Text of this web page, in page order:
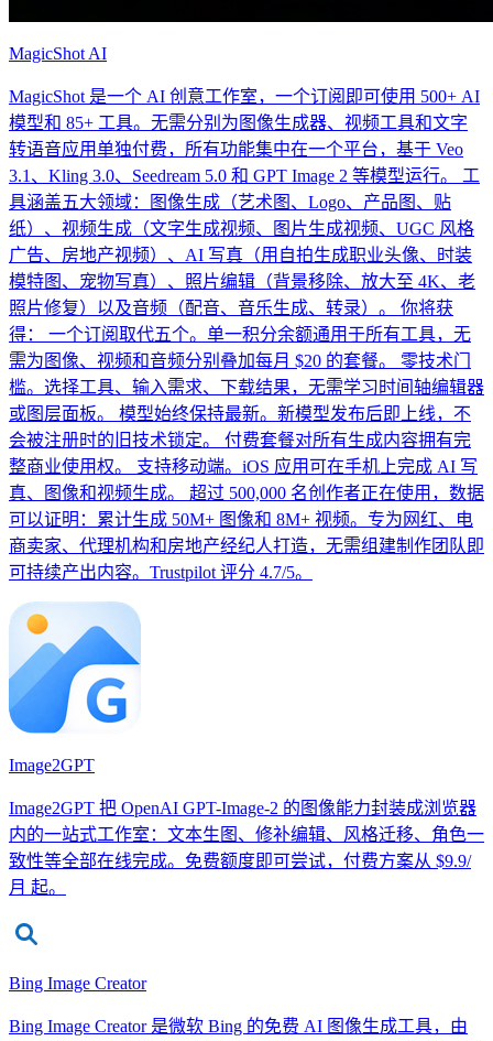
MagicShot AI
MagicShot 是一个 AI 创意工作室，一个订阅即可使用 500+ AI
模型和 85+ 工具。无需分别为图像生成器、视频工具和文字
转语音应用单独付费，所有功能集中在一个平台，基于 Veo
3.1、Kling 3.0、Seedream 5.0 和 GPT Image 2 等模型运行。 工
具涵盖五大领域：图像生成（艺术图、Logo、产品图、贴
纸）、视频生成（文字生成视频、图片生成视频、UGC 风格
广告、房地产视频）、AI 写真（用自拍生成职业头像、时装
模特图、宠物写真）、照片编辑（背景移除、放大至 4K、老
照片修复）以及音频（配音、音乐生成、转录）。 你将获
得： 一个订阅取代五个。单一积分余额通用于所有工具，无
需为图像、视频和音频分别叠加每月 $20 的套餐。 零技术门
槛。选择工具、输入需求、下载结果，无需学习时间轴编辑器
或图层面板。 模型始终保持最新。新模型发布后即上线，不
会被注册时的旧技术锁定。 付费套餐对所有生成内容拥有完
整商业使用权。 支持移动端。iOS 应用可在手机上完成 AI 写
真、图像和视频生成。 超过 500,000 名创作者正在使用，数据
可以证明：累计生成 50M+ 图像和 8M+ 视频。专为网红、电
商卖家、代理机构和房地产经纪人打造，无需组建制作团队即
可持续产出内容。Trustpilot 评分 4.7/5。
Image2GPT
Image2GPT 把 OpenAI GPT-Image-2 的图像能力封装成浏览器
内的一站式工作室：文本生图、修补编辑、风格迁移、角色一
致性等全部在线完成。免费额度即可尝试，付费方案从 $9.9/
月 起。
Bing Image Creator
Bing Image Creator 是微软 Bing 的免费 AI 图像生成工具，由